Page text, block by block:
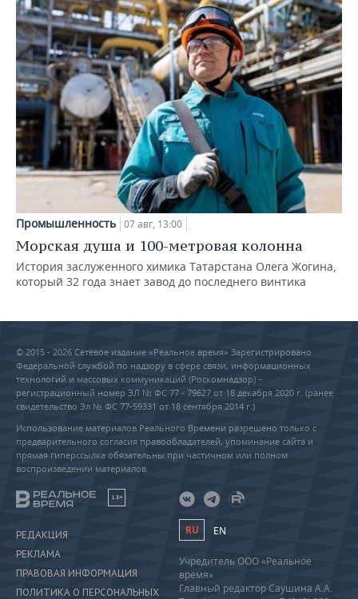
Промышленность 07 авг, 13:00
Морская душа и 100-метровая колонна
История заслуженного химика Татарстана Олега Жогина,
который 32 года знает завод до последнего винтика
© 2015 - 2026 Сетевое издание «Реальное время» Зарегистрировано
Федеральной службой по надзору в сфере связи, информационных
технологий и массовых коммуникаций (Роскомнадзор) –
регистрационный номер ЭЛ № ФС 77 - 79627 от 18 декабря 2020 г. (ранее
свидетельство Эл № ФС 77-59331 от 18 сентября 2014 г.)
Использование материалов Реального Времени разрешено только с
предварительного согласия правообладателей, упоминание сайта и
прямая гиперссылка обязательны при частичном или полном
воспроизведении материалов.
18+
РЕДАКЦИЯ
РЕКЛАМА
ПРАВОВАЯ ИНФОРМАЦИЯ
ПОЛИТИКА О ПЕРСОНАЛЬНЫХ
RU EN
Учредитель ООО «Реальное
время»
Главный редактор Саушина А.А.